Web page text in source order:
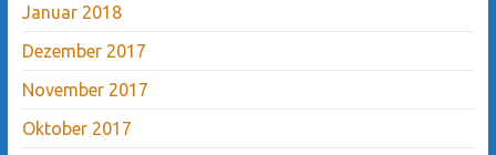
Januar 2018
Dezember 2017
November 2017
Oktober 2017